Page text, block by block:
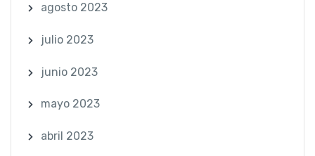
agosto 2023
julio 2023
junio 2023
mayo 2023
abril 2023